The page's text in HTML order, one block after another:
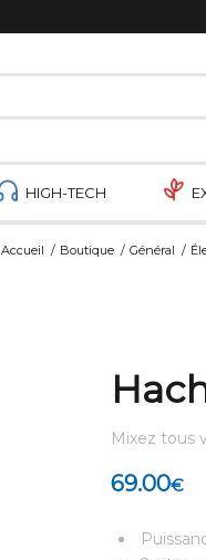
HIGH-TECH
Accueil / Boutique / Général /
Mixez tous
69.00€